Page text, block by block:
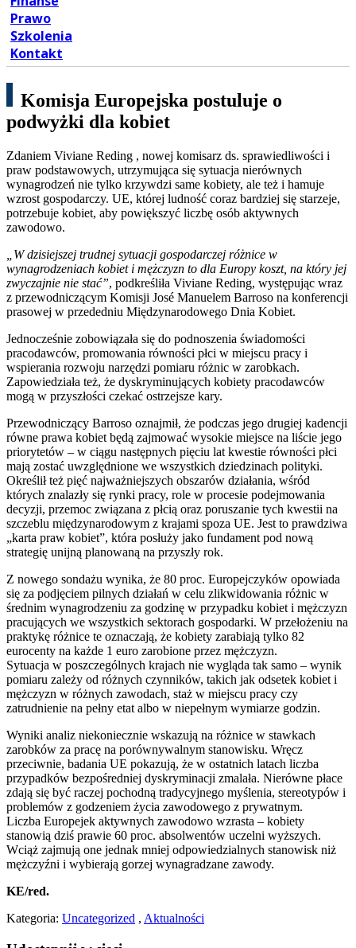
Prawo
Szkolenia
Kontakt
Komisja Europejska postuluje o
podwyżki dla kobiet
Zdaniem Viviane Reding , nowej komisarz ds. sprawiedliwości i
praw podstawowych, utrzymująca się sytuacja nierównych
wynagrodzeń nie tylko krzywdzi same kobiety, ale też i hamuje
wzrost gospodarczy. UE, której ludność coraz bardziej się starzeje,
potrzebuje kobiet, aby powiększyć liczbę osób aktywnych
zawodowo.
„W dzisiejszej trudnej sytuacji gospodarczej różnice w
wynagrodzeniach kobiet i mężczyzn to dla Europy koszt, na który jej
zwyczajnie nie stać”, podkreśliła Viviane Reding, występując wraz
z przewodniczącym Komisji José Manuelem Barroso na konferencji
prasowej w przededniu Międzynarodowego Dnia Kobiet.
Jednocześnie zobowiązała się do podnoszenia świadomości
pracodawców, promowania równości płci w miejscu pracy i
wspierania rozwoju narzędzi pomiaru różnic w zarobkach.
Zapowiedziała też, że dyskryminujących kobiety pracodawców
mogą w przyszłości czekać ostrzejsze kary.
Przewodniczący Barroso oznajmił, że podczas jego drugiej kadencji
równe prawa kobiet będą zajmować wysokie miejsce na liście jego
priorytetów – w ciągu następnych pięciu lat kwestie równości płci
mają zostać uwzględnione we wszystkich dziedzinach polityki.
Określił też pięć najważniejszych obszarów działania, wśród
których znalazły się rynki pracy, role w procesie podejmowania
decyzji, przemoc związana z płcią oraz poruszanie tych kwestii na
szczeblu międzynarodowym z krajami spoza UE. Jest to prawdziwa
„karta praw kobiet”, która posłuży jako fundament pod nową
strategię unijną planowaną na przyszły rok.
Z nowego sondażu wynika, że 80 proc. Europejczyków opowiada
się za podjęciem pilnych działań w celu zlikwidowania różnic w
średnim wynagrodzeniu za godzinę w przypadku kobiet i mężczyzn
pracujących we wszystkich sektorach gospodarki. W przełożeniu na
praktykę różnice te oznaczają, że kobiety zarabiają tylko 82
eurocenty na każde 1 euro zarobione przez mężczyzn.
Sytuacja w poszczególnych krajach nie wygląda tak samo – wynik
pomiaru zależy od różnych czynników, takich jak odsetek kobiet i
mężczyzn w różnych zawodach, staż w miejscu pracy czy
zatrudnienie na pełny etat albo w niepełnym wymiarze godzin.
Wyniki analiz niekoniecznie wskazują na różnice w stawkach
zarobków za pracę na porównywalnym stanowisku. Wręcz
przeciwnie, badania UE pokazują, że w ostatnich latach liczba
przypadków bezpośredniej dyskryminacji zmalała. Nierówne płace
zdają się być raczej pochodną tradycyjnego myślenia, stereotypów i
problemów z godzeniem życia zawodowego z prywatnym.
Liczba Europejek aktywnych zawodowo wzrasta – kobiety
stanowią dziś prawie 60 proc. absolwentów uczelni wyższych.
Wciąż zajmują one jednak mniej odpowiedzialnych stanowisk niż
mężczyźni i wybierają gorzej wynagradzane zawody.
KE/red.
Kategoria: Uncategorized , Aktualności